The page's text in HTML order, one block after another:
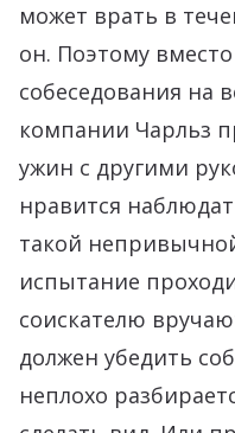
может врать в
он. Поэтому
собеседования на
компании Чарльз
ужин с другими
нравится
такой
испытание
соискателю
должен убедить
неплохо